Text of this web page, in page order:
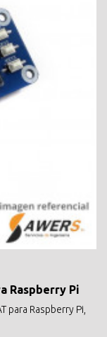
Raspberry Pi
para Raspberry Pi,